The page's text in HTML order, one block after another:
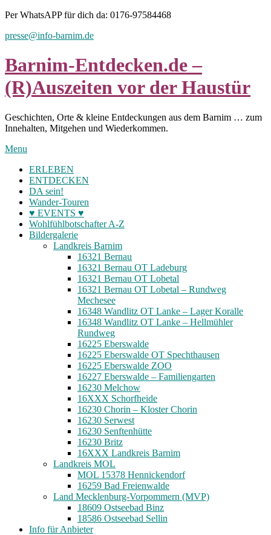
Skip
content
Per WhatsAPP für dich da: 0176-97584468
presse@info-barnim.de
Barnim-Entdecken.de –
(R)Auszeiten vor der Haustür
Geschichten, Orte & kleine Entdeckungen aus dem Barnim … zum
Innehalten, Mitgehen und Wiederkommen.
Menu
ERLEBEN
ENTDECKEN
DA sein!
Wander-Touren
♥ EVENTS ♥
Wohlfühlbotschafter A-Z
Bildergalerie
Landkreis Barnim
16321 Bernau
16321 Bernau OT Ladeburg
16321 Bernau OT Lobetal
16321 Bernau OT Lobetal – Rundweg
Mechesee
16348 Wandlitz OT Lanke – Lager Koralle
16348 Wandlitz OT Lanke – Hellmühler
Rundweg
16225 Eberswalde
16225 Eberswalde OT Spechthausen
16225 Eberswalde ZOO
16227 Eberswalde – Familiengarten
16230 Melchow
16XXX Schorfheide
16230 Chorin – Kloster Chorin
16230 Serwest
16230 Senftenhütte
16230 Britz
16XXX Landkreis Barnim
Landkreis MOL
MOL 15378 Hennickendorf
16259 Bad Freienwalde
Land Mecklenburg-Vorpommern (MVP)
18609 Ostseebad Binz
18586 Ostseebad Sellin
Info für Anbieter